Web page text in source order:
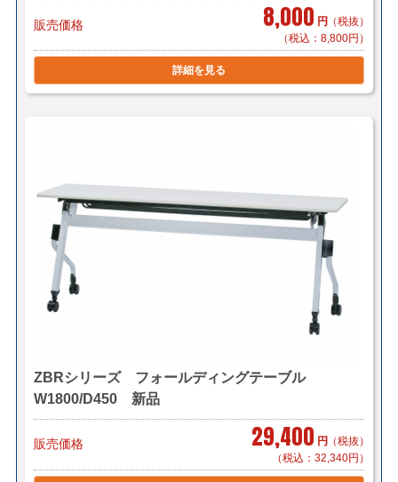
販売価格 8,000 円 （税抜）
（税込：8,800円）
詳細を見る
ZBRシリーズ フォールディングテーブル
W1800/D450 新品
販売価格 29,400 円 （税抜）
（税込：32,340円）